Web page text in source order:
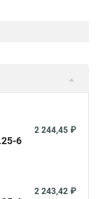
6
2 244,45 ₽
2 243,42 ₽